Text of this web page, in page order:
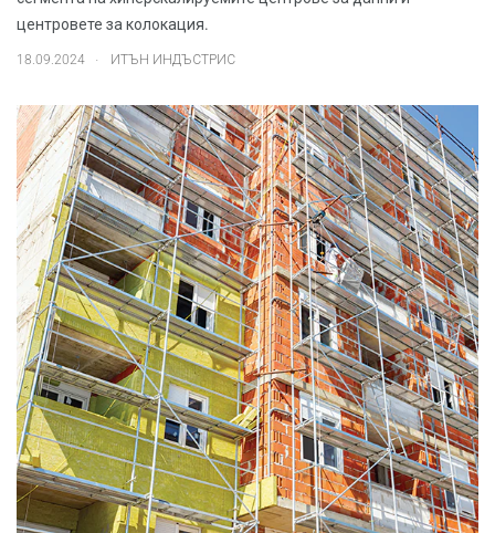
центровете за колокация.
18.09.2024 . ИТЪН ИНДЪСТРИС